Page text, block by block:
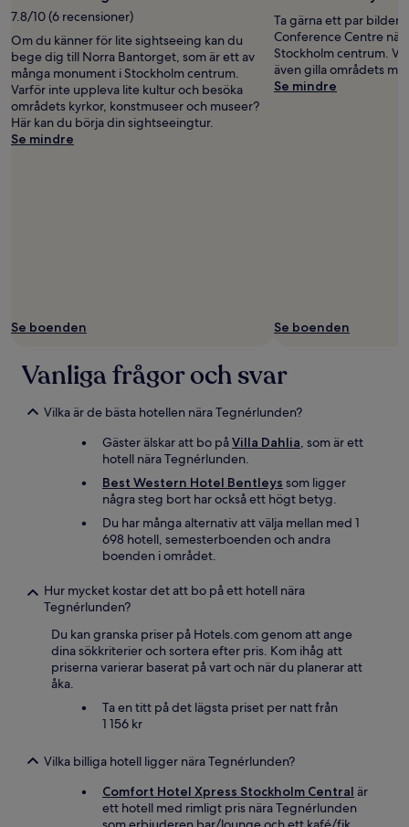
7.8/10 (6 recensioner)
Om du känner för lite sightseeing kan du
bege dig till Norra Bantorget, som är ett av
många monument i Stockholm centrum.
Varför inte uppleva lite kultur och besöka
områdets kyrkor, konstmuseer och museer?
Här kan du börja din sightseeingtur.
Se mindre
Se boenden
Ta gärna ett par bilder
Conference Centre
Stockholm centrum.
även gilla områdets
Se mindre
Se boenden
Vanliga frågor och svar
Vilka är de bästa hotellen nära Tegnérlunden?
Gäster älskar att bo påVilla Dahlia, som är ett
hotell nära Tegnérlunden.
Best Western Hotel Bentleys som ligger
några steg bort har också ett högt betyg.
Du har många alternativ att välja mellan med 1
698 hotell, semesterboenden och andra
boenden i området.
Hur mycket kostar det att bo på ett hotell nära
Tegnérlunden?
Du kan granska priser på Hotels.com genom att ange
dina sökkriterier och sortera efter pris. Kom ihåg att
priserna varierar baserat på vart och när du planerar att
åka.
Ta en titt på det lägsta priset per natt från
1 156 kr
Vilka billiga hotell ligger nära Tegnérlunden?
Comfort Hotel Xpress Stockholm Central är
ett hotell med rimligt pris nära Tegnérlunden